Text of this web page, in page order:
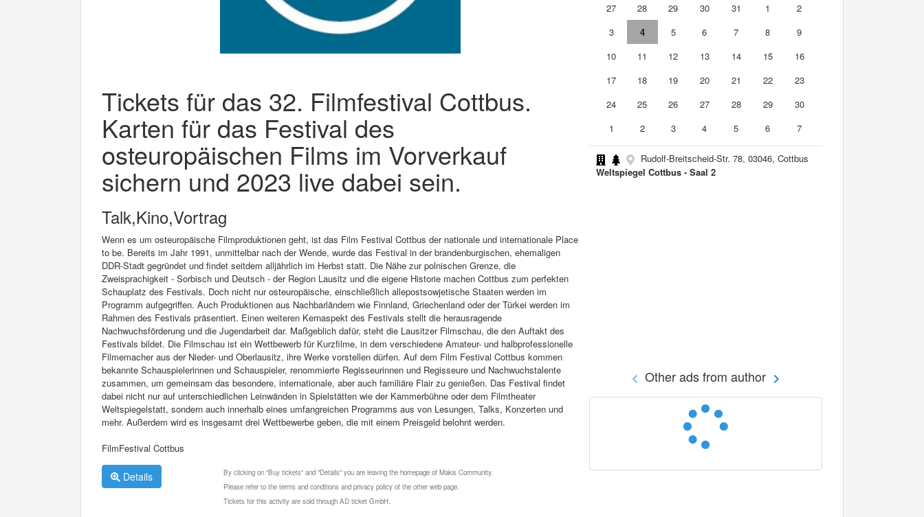
Tickets für das 32. Filmfestival Cottbus.
Karten für das Festival des
osteuropäischen Films im Vorverkauf
sichern und 2023 live dabei sein.
Talk,Kino,Vortrag
Wenn es um osteuropäische Filmproduktionen geht, ist das Film Festival Cottbus der nationale und internationale Place
to be. Bereits im Jahr 1991, unmittelbar nach der Wende, wurde das Festival in der brandenburgischen, ehemaligen
DDR-Stadt gegründet und findet seitdem alljährlich im Herbst statt. Die Nähe zur polnischen Grenze, die
Zweisprachigkeit - Sorbisch und Deutsch - der Region Lausitz und die eigene Historie machen Cottbus zum perfekten
Schauplatz des Festivals. Doch nicht nur osteuropäische, einschließlich allepostsowjetische Staaten werden im
Programm aufgegriffen. Auch Produktionen aus Nachbarländern wie Finnland, Griechenland oder der Türkei werden im
Rahmen des Festivals präsentiert. Einen weiteren Kernaspekt des Festivals stellt die herausragende
Nachwuchsförderung und die Jugendarbeit dar. Maßgeblich dafür, steht die Lausitzer Filmschau, die den Auftakt des
Festivals bildet. Die Filmschau ist ein Wettbewerb für Kurzfilme, in dem verschiedene Amateur- und halbprofessionelle
Filmemacher aus der Nieder- und Oberlausitz, ihre Werke vorstellen dürfen. Auf dem Film Festival Cottbus kommen
bekannte Schauspielerinnen und Schauspieler, renommierte Regisseurinnen und Regisseure und Nachwuchstalente
zusammen, um gemeinsam das besondere, internationale, aber auch familiäre Flair zu genießen. Das Festival findet
dabei nicht nur auf unterschiedlichen Leinwänden in Spielstätten wie der Kammerbühne oder dem Filmtheater
Weltspiegelstatt, sondern auch innerhalb eines umfangreichen Programms aus von Lesungen, Talks, Konzerten und
mehr. Außerdem wird es insgesamt drei Wettbewerbe geben, die mit einem Preisgeld belohnt werden.
FilmFestival Cottbus
Details
By clicking on "Buy tickets" and "Details" you are leaving the homepage of Makis Community.
Please refer to the terms and conditions and privacy policy of the other web page.
Tickets for this activity are sold through AD ticket GmbH.
27
28 29 30 31 1
2
3
4 5 6 7 8
9
10
11 12 13 14 15
16
17
18 19 20 21 22
23
24
25 26 27 28 29
30
1
2 3 4 5 6 7
Rudolf-Breitscheid-Str. 78, 03046, Cottbus
Weltspiegel Cottbus - Saal 2
Other ads from author